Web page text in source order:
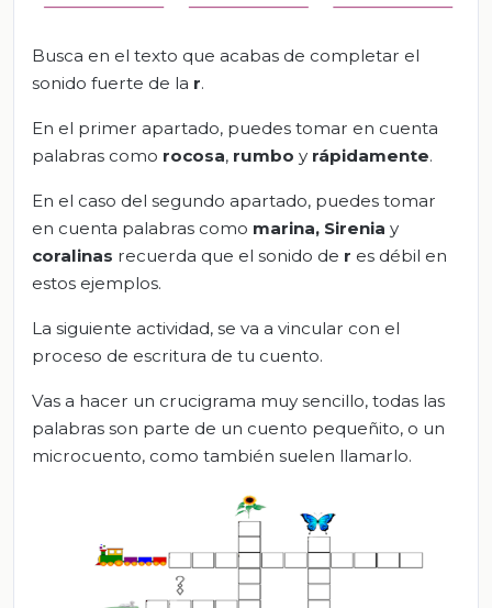
Busca en el texto que acabas de completar el
sonido fuerte de la r.
En el primer apartado, puedes tomar en cuenta
palabras como rocosa, rumbo y rápidamente.
En el caso del segundo apartado, puedes tomar
en cuenta palabras como marina, Sirenia y
coralinas recuerda que el sonido de r es débil en
estos ejemplos.
La siguiente actividad, se va a vincular con el
proceso de escritura de tu cuento.
Vas a hacer un crucigrama muy sencillo, todas las
palabras son parte de un cuento pequeñito, o un
microcuento, como también suelen llamarlo.